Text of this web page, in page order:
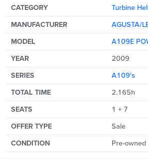
CATEGORY Turbine
MANUFACTURER AGUSTA/
MODEL A109E
YEAR 2009
SERIES A109's
TOTAL TIME 2.165h
SEATS 1 + 7
OFFER TYPE Sale
CONDITION Pre-owned